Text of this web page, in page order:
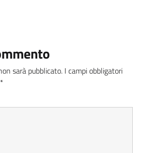
sarà pubblicato. I campi obbligatori
*